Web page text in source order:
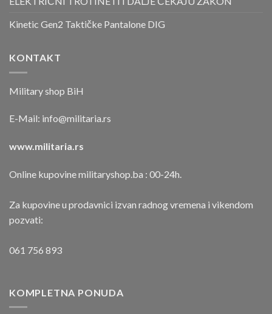
Kinetic Gen2 Taktičke Pantalone DIG
KONTAKT
Military shop BiH
E-Mail: info@militaria.rs
www.militaria.rs
Online kupovine militaryshop.ba : 00-24h.
Za kupovine u prodavnici izvan radnog vremena i vikendom
pozvati:
061 756 893
KOMPLETNA PONUDA